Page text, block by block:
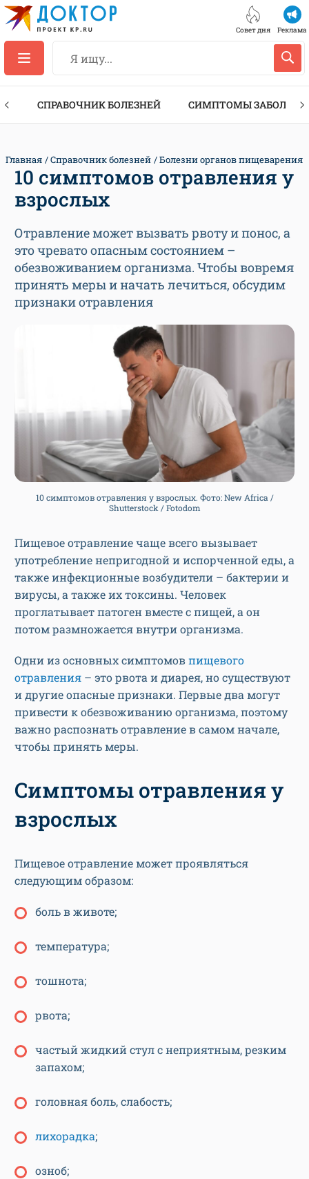
Совет дня Реклама
СПРАВОЧНИК БОЛЕЗНЕЙ СИМПТОМЫ
Главная Справочник болезней Болезни органов пищеварения
10 симптомов отравления у
взрослых
Отравление может вызвать рвоту и понос, а
это чревато опасным состоянием –
обезвоживанием организма. Чтобы вовремя
принять меры и начать лечиться, обсудим
признаки отравления
10 симптомов отравления у взрослых. Фото: New Africa /
Shutterstock / Fotodom
Пищевое отравление чаще всего вызывает
употребление непригодной и испорченной еды, а
также инфекционные возбудители – бактерии и
вирусы, а также их токсины. Человек
проглатывает патоген вместе с пищей, а он
потом размножается внутри организма.
Одни из основных симптомовпищевого
отравления – это рвота и диарея, но существуют
и другие опасные признаки. Первые два могут
привести к обезвоживанию организма, поэтому
важно распознать отравление в самом начале,
чтобы принять меры.
Симптомы отравления у
взрослых
Пищевое отравление может проявляться
следующим образом:
боль в животе;
температура;
тошнота;
рвота;
частый жидкий стул с неприятным, резким
запахом;
головная боль, слабость;
лихорадка;
озноб;